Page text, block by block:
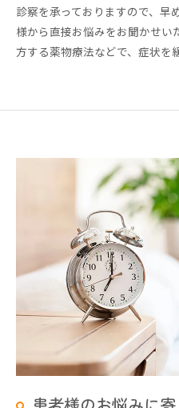
診察を承っておりますので、早
様から直接お悩みをお聞かせい
方する薬物療法などで、症状を